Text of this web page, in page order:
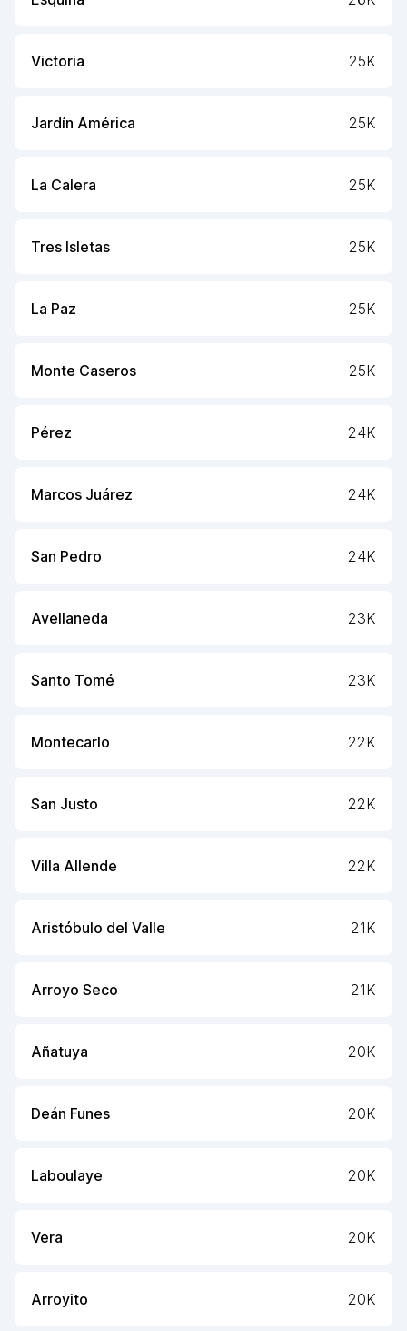
Victoria 25K
Jardín América 25K
La Calera 25K
Tres Isletas 25K
La Paz 25K
Monte Caseros 25K
Pérez 24K
Marcos Juárez 24K
San Pedro 24K
Avellaneda 23K
Santo Tomé 23K
Montecarlo 22K
San Justo 22K
Villa Allende 22K
Aristóbulo del Valle 21K
Arroyo Seco 21K
Añatuya 20K
Deán Funes 20K
Laboulaye 20K
Vera 20K
Arroyito 20K